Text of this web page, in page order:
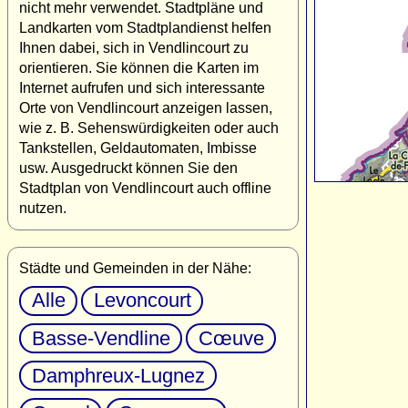
nicht mehr verwendet. Stadtpläne und
Landkarten vom Stadtplandienst helfen
Ihnen dabei, sich in Vendlincourt zu
orientieren. Sie können die Karten im
Internet aufrufen und sich interessante
Orte von Vendlincourt anzeigen lassen,
wie z. B. Sehenswürdigkeiten oder auch
Tankstellen, Geldautomaten, Imbisse
usw. Ausgedruckt können Sie den
Stadtplan von Vendlincourt auch offline
nutzen.
Städte und Gemeinden in der Nähe:
Alle
Levoncourt
Basse-Vendline
Cœuve
Damphreux-Lugnez